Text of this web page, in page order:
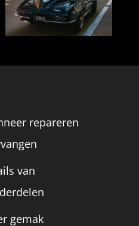
repareren
van
gemak